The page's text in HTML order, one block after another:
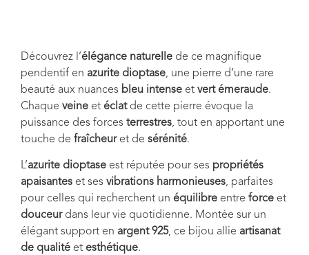
Découvrez l’élégance naturelle de ce magnifique
pendentif en azurite dioptase, une pierre d’une rare
beauté aux nuances bleu intense et vert émeraude.
Chaque veine et éclatde cette pierre évoque la
puissance des forces terrestres, tout en apportant une
touche de fraîcheuret de sérénité.
L’azurite dioptase est réputée pour ses propriétés
apaisantes et ses vibrations harmonieuses, parfaites
pour celles qui recherchent un équilibre entre force et
douceurdans leur vie quotidienne. Montée sur un
élégant support en argent 925, ce bijou allie artisanat
de qualité et esthétique.